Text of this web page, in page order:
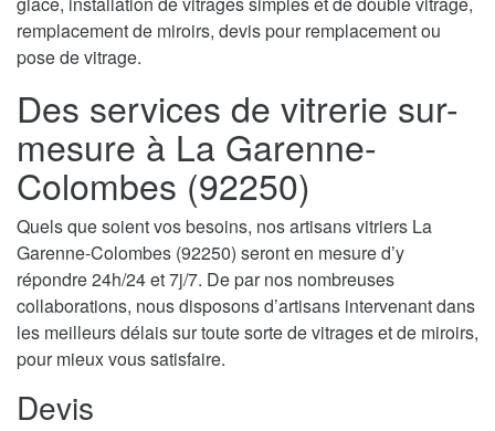
remplacement de miroirs, devis pour remplacement ou
pose de vitrage.
Des services de vitrerie sur-
mesure à La Garenne-
Colombes (92250)
Quels que soient vos besoins, nos artisans vitriers La
Garenne-Colombes (92250) seront en mesure d’y
répondre 24h/24 et 7j/7. De par nos nombreuses
collaborations, nous disposons d’artisans intervenant dans
les meilleurs délais sur toute sorte de vitrages et de miroirs,
pour mieux vous satisfaire.
Devis